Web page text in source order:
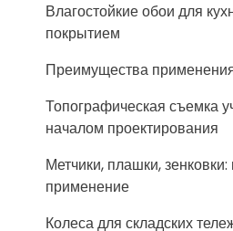
Влагостойкие обои для
покрытием
Преимущества
Топографическая съемка
началом проектирования
Метчики, плашки,
применение
Колеса для складских